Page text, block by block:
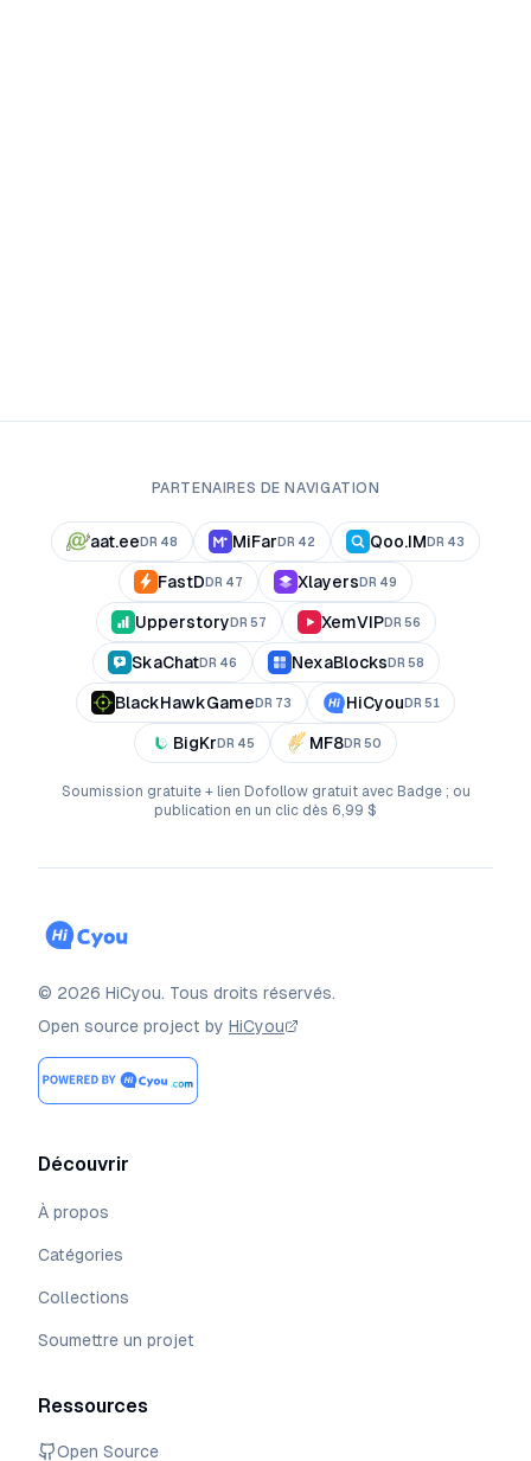
PARTENAIRES DE NAVIGATION
aat.ee DR 48 MiFar DR 42 Qoo.IM DR 43
FastD DR 47 Xlayers DR 49
Upperstory DR 57 XemVIPDR 56
SkaChatDR 46 NexaBlocks DR 58
BlackHawkGame DR 73 HiCyou DR 51
BigKr DR 45 MF8DR 50
Soumission gratuite + lien Dofollow gratuit avec Badge ; ou
publication en un clic dès 6,99 $
© 2026 HiCyou. Tous droits réservés.
Open source project by HiCyou
Découvrir
À propos
Catégories
Collections
Soumettre un projet
Ressources
Open Source